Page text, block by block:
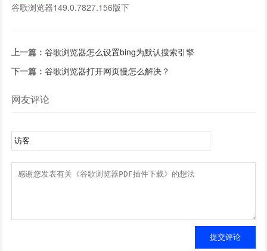
谷歌浏览器149.0.7827.156版下
上一篇：谷歌浏览器怎么设置bing为默认搜索引擎
下一篇：谷歌浏览器打开网页慢怎么解决？
网友评论
提交评论